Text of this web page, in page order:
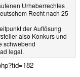
Urheberrechtes
Recht nach 25
der Auflösung
also Konkurs und
schwebend
legal.